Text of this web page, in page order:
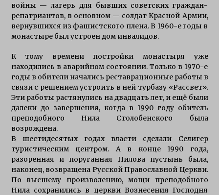
войны — лагерь для бывших советских граждан-
репатриантов, в основном — солдат Красной Армии,
вернувшихся из фашистского плена. В 1960-е годы в
монастыре был устроен дом инвалидов.
К тому времени постройки монастыря уже
находились в аварийном состоянии. Только в 1970-е
годы в обители начались реставрационные работы в
связи с решением устроить в ней турбазу «Рассвет».
Эти работы растянулись на двадцать лет, и ещё были
далеки до завершения, когда в 1990 году обитель
преподобного Нила Столобенского была
возрождена.
В шестидесятых годах власти сделали Селигер
туристическим центром. А в конце 1990 года,
разоренная и поруганная Нилова пустынь была,
наконец, возвращена Русской Православной Церкви.
По высшему произволению, мощи преподобного
Нила сохранились в церкви Вознесения Господня